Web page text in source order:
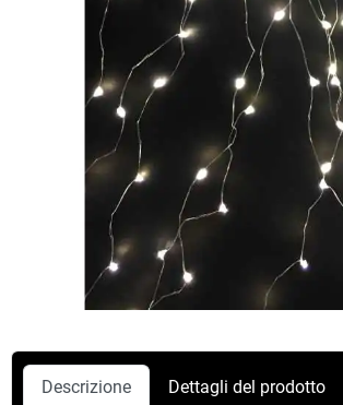
Descrizione Dettagli del prodotto